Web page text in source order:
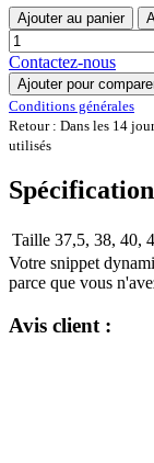
Ajouter au panier
Contactez-nous
Ajouter pour
Conditions générales
Retour : Dans les 14
utilisés
Taille 37,5, 38, 40,
Votre snippet
parce que vous
Avis client :